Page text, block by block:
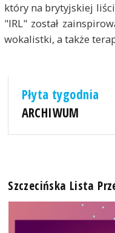
który na brytyjskiej
"IRL" został
wokalistki, a także
Płyta tygodnia
ARCHIWUM
Szczecińska Lista